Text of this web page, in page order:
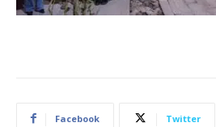
Facebook Twitter